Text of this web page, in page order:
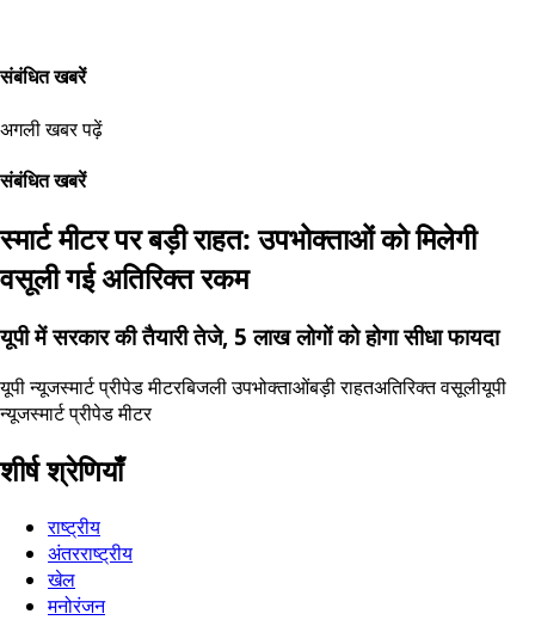
संबंधित खबरें
अगली खबर पढ़ें
संबंधित खबरें
स्मार्ट मीटर पर बड़ी राहत: उपभोक्ताओं को मिलेगी
वसूली गई अतिरिक्त रकम
यूपी में सरकार की तैयारी तेजे, 5 लाख लोगों को होगा सीधा फायदा
यूपी न्यूजस्मार्ट प्रीपेड मीटरबिजली उपभोक्ताओंबड़ी राहतअतिरिक्त वसूलीयूपी
न्यूजस्मार्ट प्रीपेड मीटर
शीर्ष श्रेणियाँ
राष्ट्रीय
अंतरराष्ट्रीय
खेल
मनोरंजन